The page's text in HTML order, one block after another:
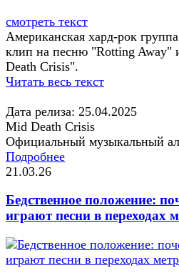
смотреть текст
Американская хард-рок
клип на песню "Rotting Away"
Death Crisis".
Читать весь текст
Дата релиза: 25.04.2025
Mid Death Crisis
Официальный музыкальный
Подробнее
21.03.26
Бедственное положение:
играют песни в переходах